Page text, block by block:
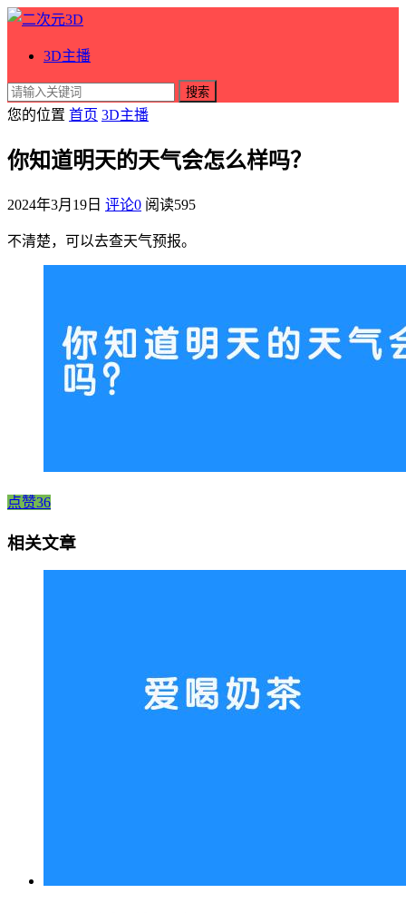
3D主播
搜索
您的位置 首页 3D主播
你知道明天的天气会怎么样吗？
2024年3月19日 评论0 阅读595
不清楚，可以去查天气预报。
点赞36
相关文章